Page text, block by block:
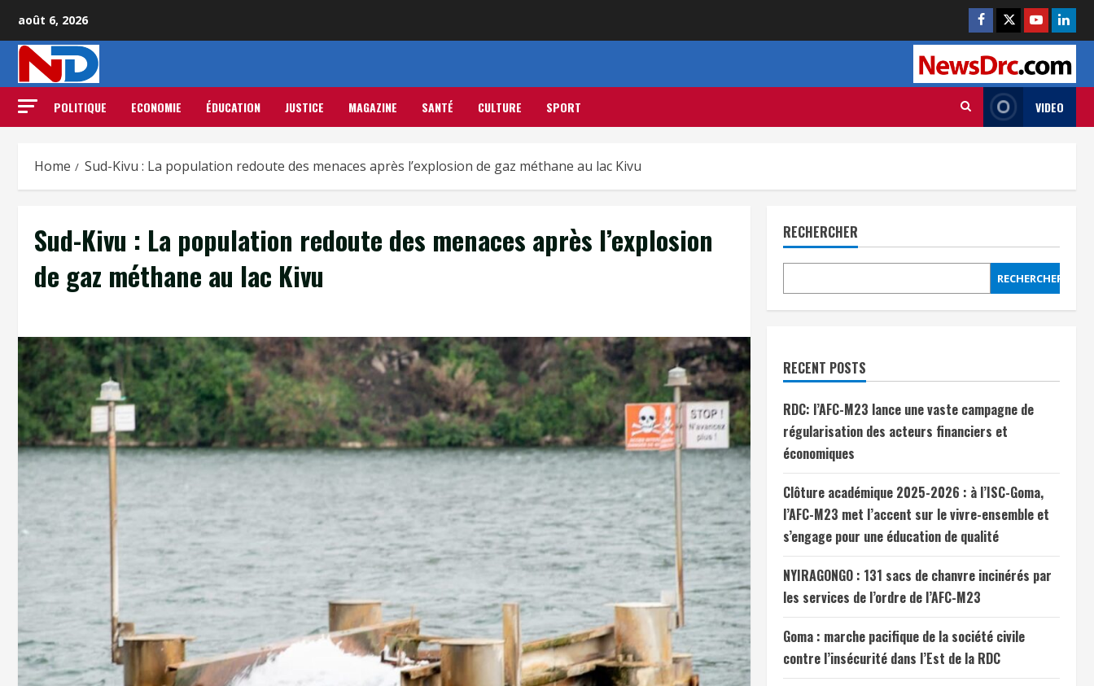
août 6, 2026
POLITIQUE ECONOMIE ÉDUCATION JUSTICE MAGAZINE SANTÉ CULTURE SPORT VIDEO
Home Sud-Kivu : La population redoute des menaces après l’explosion de gaz méthane au lac Kivu
Sud-Kivu : La population redoute des menaces après l’explosion
de gaz méthane au lac Kivu
RECHERCHER
RECHERCHER
RECENT POSTS
RDC: l’AFC-M23 lance une vaste campagne de
régularisation des acteurs financiers et
économiques
Clôture académique 2025-2026 : à l’ISC-Goma,
l’AFC-M23 met l’accent sur le vivre-ensemble et
s’engage pour une éducation de qualité
NYIRAGONGO : 131 sacs de chanvre incinérés par
les services de l’ordre de l’AFC-M23
Goma : marche pacifique de la société civile
contre l’insécurité dans l’Est de la RDC